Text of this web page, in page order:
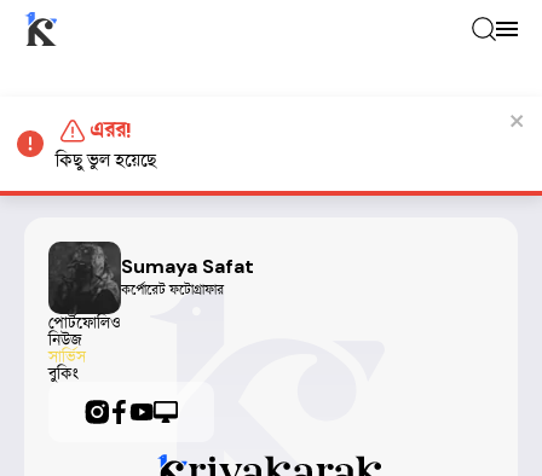
Sumaya Safat
কর্পোরেট ফটোগ্রাফার
পোর্টফোলিও
নিউজ
সার্ভিস
বুকিং
এরর!
কিছু ভুল হয়েছে